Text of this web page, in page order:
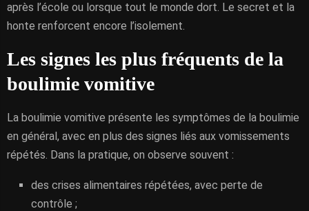
après l’école ou lorsque tout le monde dort. Le secret et la
honte renforcent encore l’isolement.
Les signes les plus fréquents de la
boulimie vomitive
La boulimie vomitive présente les symptômes de la boulimie
en général, avec en plus des signes liés aux vomissements
répétés. Dans la pratique, on observe souvent :
des crises alimentaires répétées, avec perte de
contrôle ;